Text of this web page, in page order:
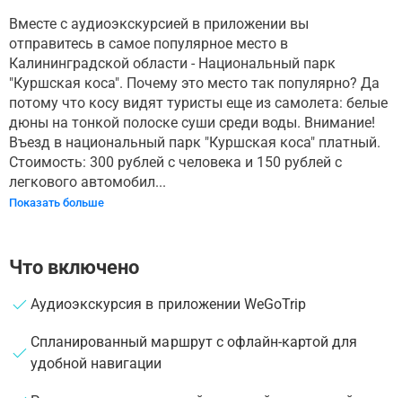
Вместе с аудиоэкскурсией в приложении вы
отправитесь в самое популярное место в
Калининградской области - Национальный парк
"Куршская коса". Почему это место так популярно? Да
потому что косу видят туристы еще из самолета: белые
дюны на тонкой полоске суши среди воды. Внимание!
Въезд в национальный парк "Куршская коса" платный.
Стоимость: 300 рублей с человека и 150 рублей с
легкового автомобил...
Показать больше
Что включено
Аудиоэкскурсия в приложении WeGoTrip
Спланированный маршрут с офлайн-картой для
удобной навигации